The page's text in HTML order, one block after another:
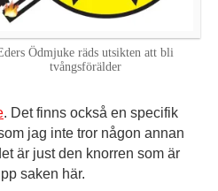
Ödmjuke räds utsikten att bli
tvångsförälder
. Det finns också en specifik
jag inte tror någon annan
är just den knorren som är
saken här.